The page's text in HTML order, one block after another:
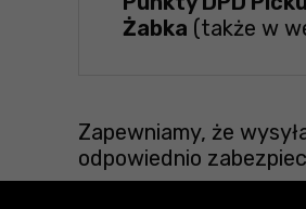
Żabka (także w
Zapewniamy, że
odpowiednio